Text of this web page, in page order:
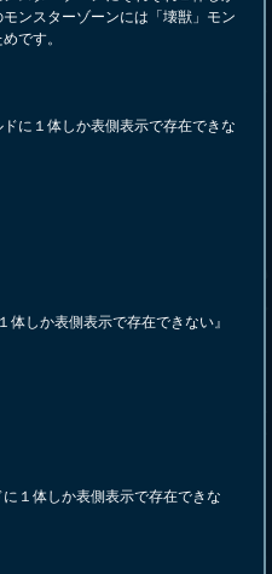
ンスターゾーンには「壊獣」モン
です。
に１体しか表側表示で存在できな
体しか表側表示で存在できない』
１体しか表側表示で存在できな